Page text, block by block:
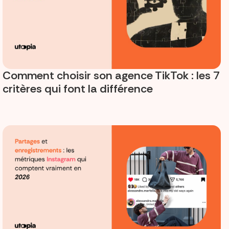
Comment choisir son agence TikTok : les 7
critères qui font la différence